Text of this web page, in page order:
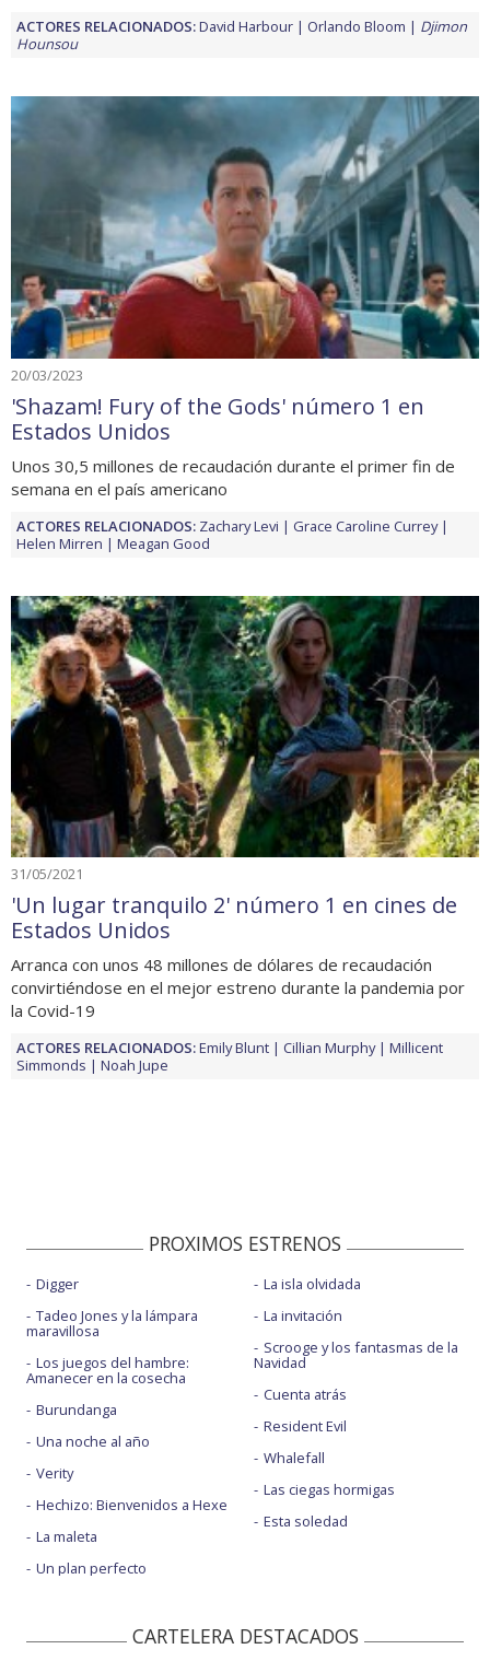
ACTORES RELACIONADOS:David Harbour Orlando Bloom
Djimon
Hounsou
20/03/2023
'Shazam! Fury of the Gods' número 1 en
Estados Unidos
Unos 30,5 millones de recaudación durante el primer fin de
semana en el país americano
ACTORES RELACIONADOS: Zachary Levi
Grace Caroline Currey
Helen Mirren
Meagan Good
31/05/2021
'Un lugar tranquilo 2' número 1 en cines de
Estados Unidos
Arranca con unos 48 millones de dólares de recaudación
convirtiéndose en el mejor estreno durante la pandemia por
la Covid-19
ACTORES RELACIONADOS:Emily Blunt Cillian Murphy
Millicent
Simmonds
Noah Jupe
PROXIMOS ESTRENOS
Digger
Tadeo Jones y la lámpara
maravillosa
Los juegos del hambre:
Amanecer en la cosecha
Burundanga
Una noche al año
Verity
Hechizo: Bienvenidos a Hexe
La maleta
Un plan perfecto
La isla olvidada
La invitación
Scrooge y los fantasmas de la
Navidad
Cuenta atrás
Resident Evil
Whalefall
Las ciegas hormigas
Esta soledad
CARTELERA DESTACADOS